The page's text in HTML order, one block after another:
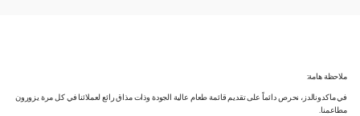
ملاحظة هامة:
في ماكدونالدز، نحرص دائماً على تقديم قائمة طعام عالية الجودة وذات مذاق رائع لعملائنا في كل مرة يزورون
مطاعمنا.